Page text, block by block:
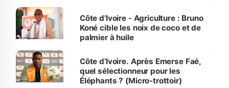
Côte d’Ivoire - Agriculture : Bruno
Koné cible les noix de coco et de
palmier à huile
Côte d’Ivoire. Après Emerse Faé,
quel sélectionneur pour les
Éléphants ? (Micro-trottoir)